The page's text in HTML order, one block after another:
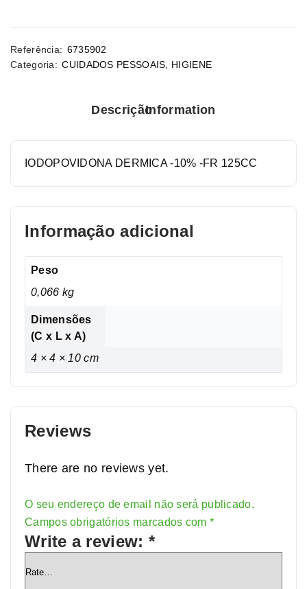
Referência: 6735902
Categoria: CUIDADOS PESSOAIS HIGIENE
DescriçãoInformation
IODOPOVIDONA DERMICA -10% -FR 125CC
Informação adicional
Peso
0,066 kg
Dimensões
(C x L x A)
4 × 4 × 10 cm
Reviews
There are no reviews yet.
O seu endereço de email não será publicado.
Campos obrigatórios marcados com *
Write a review: *
Alternative: